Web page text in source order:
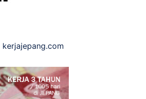
kerjajepang.com